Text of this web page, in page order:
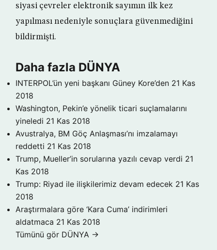
siyasi çevreler elektronik sayımın ilk kez
yapılması nedeniyle sonuçlara güvenmediğini
bildirmişti.
Daha fazla DÜNYA
INTERPOL’ün yeni başkanı Güney Kore’den 21 Kas
2018
Washington, Pekin’e yönelik ticari suçlamalarını
yineledi 21 Kas 2018
Avustralya, BM Göç Anlaşması’nı imzalamayı
reddetti 21 Kas 2018
Trump, Mueller’in sorularına yazılı cevap verdi 21
Kas 2018
Trump: Riyad ile ilişkilerimiz devam edecek 21 Kas
2018
Araştırmalara göre ‘Kara Cuma’ indirimleri
aldatmaca 21 Kas 2018
Tümünü gör DÜNYA →